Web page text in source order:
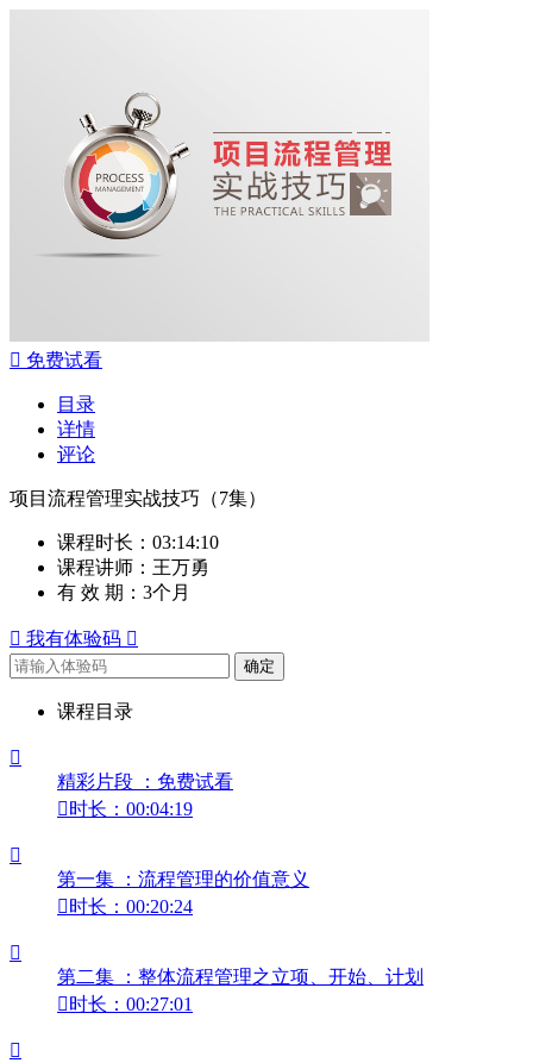
 免费试看
目录
详情
评论
项目流程管理实战技巧（7集）
课程时长： 03:14:10
课程讲师： 王万勇
有 效 期： 3个月
 我有体验码 
确定
课程目录

精彩片段 ：免费试看
时长：00:04:19

第一集 ：流程管理的价值意义
时长：00:20:24

第二集 ：整体流程管理之立项、开始、计划
时长：00:27:01
